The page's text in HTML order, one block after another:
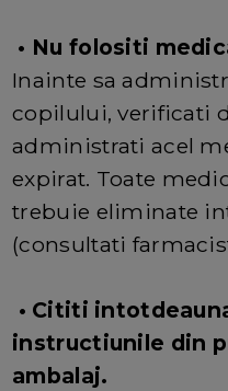
• Nu folositi
Inainte sa
copilului, verificati
administrati acel
expirat. Toate
trebuie eliminate
(consultati
• Cititi
instructiunile din
ambalaj.